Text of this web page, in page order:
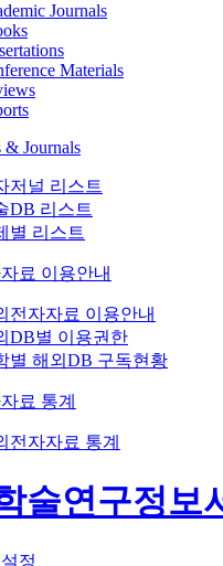
Journals
Materials
& Journals
저널 리스트
DB 리스트
별 리스트
료 이용안내
전자자료 이용안내
DB별 이용권한
별 해외DB 구독현황
료 통계
전자자료 통계
정